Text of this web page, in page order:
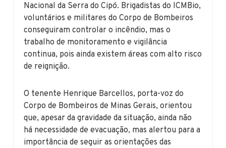
Nacional da Serra do Cipó. Brigadistas do ICMBio,
voluntários e militares do Corpo de Bombeiros
conseguiram controlar o incêndio, mas o
trabalho de monitoramento e vigilância
continua, pois ainda existem áreas com alto risco
de reignição.
O tenente Henrique Barcellos, porta-voz do
Corpo de Bombeiros de Minas Gerais, orientou
que, apesar da gravidade da situação, ainda não
há necessidade de evacuação, mas alertou para a
importância de seguir as orientações das